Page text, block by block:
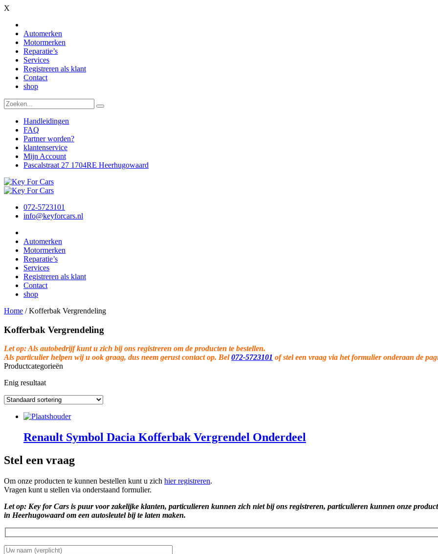
X
Automerken
Motormerken
Reparatie’s
Services
Registreren als klant
Contact
shop
Handleidingen
FAQ
Partner worden?
klantenservice
Mijn Account
Pascalstraat 27 1704RE Heerhugowaard
072-5723101
info@keyforcars.nl
Automerken
Motormerken
Reparatie’s
Services
Registreren als klant
Contact
shop
Home /Kofferbak Vergrendeling
Kofferbak Vergrendeling
Let op: Als autobedrijf kunt u zich bij ons registreren om de producten te bestellen.
Als particulier helpen wij u ook graag, dus neem gerust contact op. Bel072-5723101 of stel een vraag via het formulier onderaan de
Productcategorieën
Enig resultaat
Renault Symbol Dacia Kofferbak Vergrendel Onderdeel
Stel een vraag
Om onze producten te kunnen bestellen kunt u zich hier registreren.
Vragen kunt u stellen via onderstaand formulier.
Let op: Key for Cars is puur voor zakelijke klanten, particulieren kunnen zich niet bij ons registreren, particulieren kunnen onze
in Heerhugowaard om een autosleutel bij te laten maken.